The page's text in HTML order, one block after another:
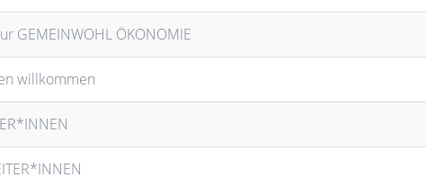
GEMEINWOHL ÖKONOMIE
willkommen